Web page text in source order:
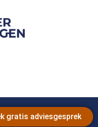
gratis adviesgesprek